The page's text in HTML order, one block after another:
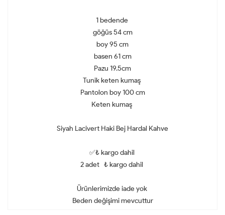
1 bedende
göğüs 54 cm
boy 95 cm
basen 61 cm
Pazu 19.5cm
Tunik keten kumaş
Pantolon boy 100 cm
Keten kumaş
Siyah Lacivert Haki Bej Hardal Kahve
✅₺ kargo dahil
2 adet ₺ kargo dahil
Ürünlerimizde iade yok
Beden değişimi mevcuttur